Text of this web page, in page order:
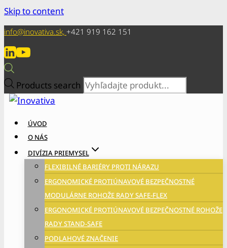
Skip to content
info@inovativa.sk, +421 919 162 151
Products search
ÚVOD
O NÁS
DIVÍZIA PRIEMYSEL
FLEXIBILNÉ BARIÉRY PROTI NÁRAZU
ERGONOMICKÉ PROTIÚNAVOVÉ BEZPEČNOSTNÉ
MODULÁRNE ROHOŽE RADY SAFE-FLEX
ERGONOMICKÉ PROTIÚNAVOVÉ BEZPEČNOSTNÉ ROHOŽE
RADY STAND-SAFE
PODLAHOVÉ ZNAČENIE